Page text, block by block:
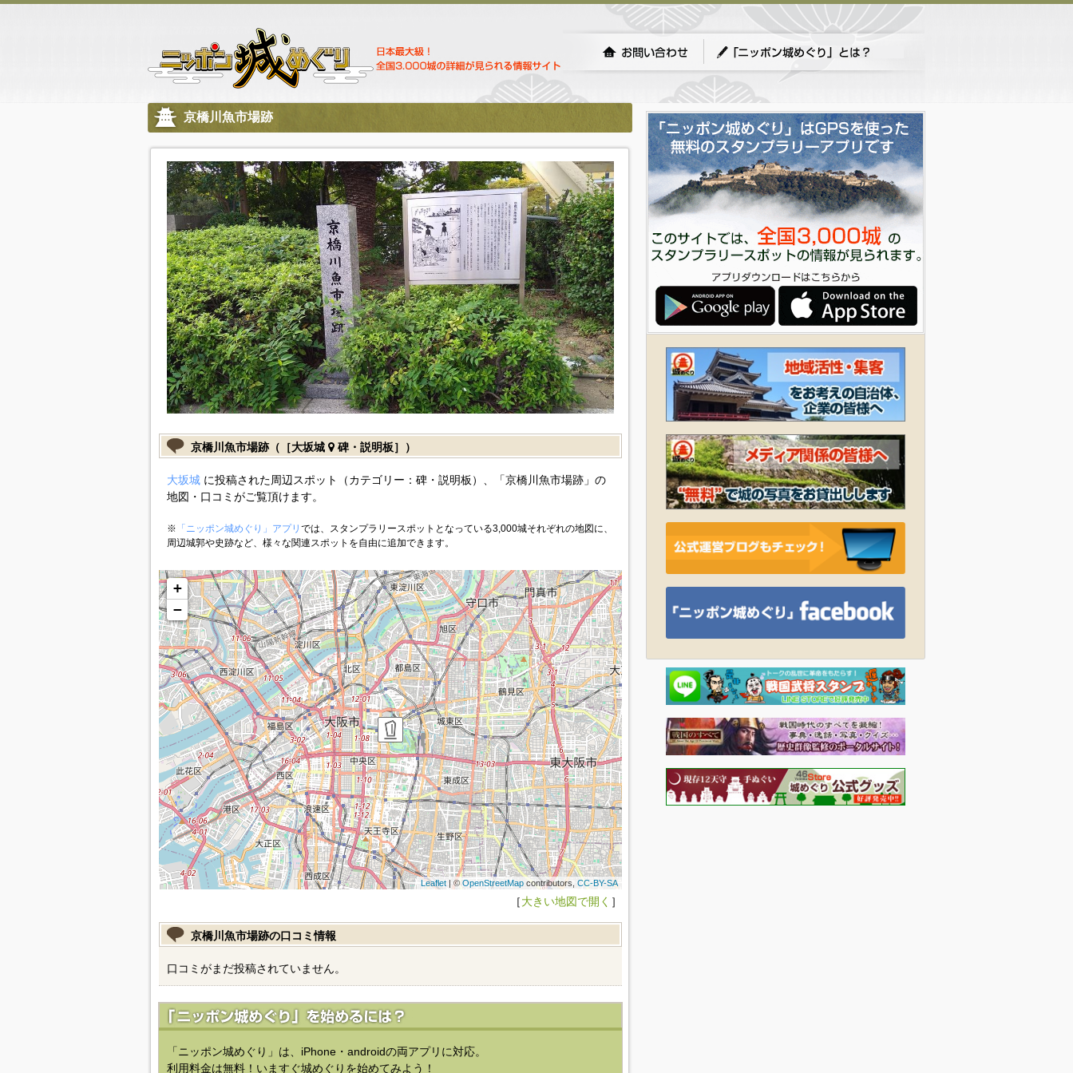
京橋川魚市場跡
京橋川魚市場跡（［大坂城 碑・説明板］）
大坂城に投稿された周辺スポット（カテゴリー：碑・説明板）、「京橋川魚市場跡」の
地図・口コミがご覧頂けます。
※ 「ニッポン城めぐり」アプリ では、スタンプラリースポットとなっている3,000城それぞれの地図に、
周辺城郭や史跡など、様々な関連スポットを自由に追加できます。
+
−
Leaflet| © OpenStreetMapcontributors, CC-BY-SA
［大きい地図で開く ］
京橋川魚市場跡の口コミ情報
口コミがまだ投稿されていません。
「ニッポン城めぐり」は、iPhone・androidの両アプリに対応。
利用料金は無料！いますぐ城めぐりを始めてみよう！